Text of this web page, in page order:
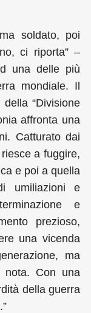
soldato, poi
ci riporta” –
una delle più
mondiale. Il
“Divisione
affronta una
Catturato dai
a fuggire,
e poi a quella
umiliazioni e
e
prezioso,
una vicenda
ma
nota. Con una
della guerra